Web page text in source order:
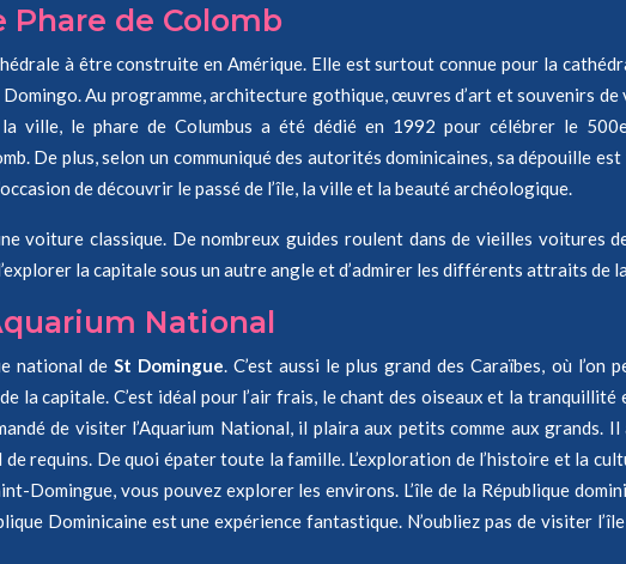
de Colomb
à être construite en Amérique. Elle est surtout connue pour la
Au programme, architecture gothique, œuvres d’art et souvenirs de
ville, le phare de Columbus a été dédié en 1992 pour célébrer le
De plus, selon un communiqué des autorités dominicaines, sa dépouille
de découvrir le passé de l’île, la ville et la beauté archéologique.
voiture classique. De nombreux guides roulent dans de vieilles voitures
la capitale sous un autre angle et d’admirer les différents attraits de
National
national de St Domingue. C’est aussi le plus grand des Caraïbes, où l’on
la capitale. C’est idéal pour l’air frais, le chant des oiseaux et la
de visiter l’Aquarium National, il plaira aux petits comme aux grands. Il
requins. De quoi épater toute la famille. L’exploration de l’histoire et la
Domingue, vous pouvez explorer les environs. L’île de la République
Dominicaine est une expérience fantastique. N’oubliez pas de visiter